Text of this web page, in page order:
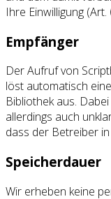
Ihre Einwilligung (Art.
Empfänger
Der Aufruf von
löst automatisch
Bibliothek aus.
allerdings auch
dass der Betreiber
Speicherdauer
Wir erheben keine